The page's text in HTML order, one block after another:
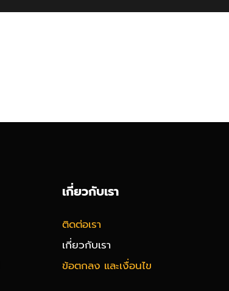
เกี่ยวกับเรา
ติดต่อเรา
เกี่ยวกับเรา
ข้อตกลง และเงื่อนไข